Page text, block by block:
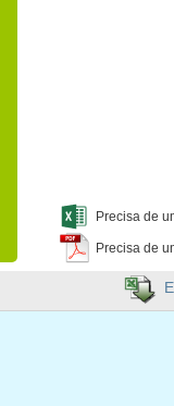
Precisa de
Precisa de